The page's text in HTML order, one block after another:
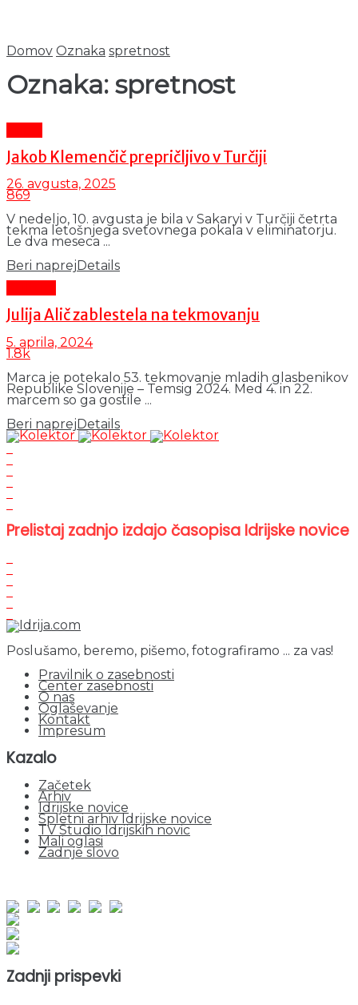
Domov Oznaka spretnost
Oznaka: spretnost
Jakob Klemenčič prepričljivo v Turčiji
26. avgusta, 2025
869
V nedeljo, 10. avgusta je bila v Sakaryi v Turčiji četrta
tekma letošnjega svetovnega pokala v eliminatorju.
Le dva meseca ...
Beri naprej Details
Julija Alič zablestela na tekmovanju
5. aprila, 2024
1.8k
Marca je potekalo 53. tekmovanje mladih glasbenikov
Republike Slovenije – Temsig 2024. Med 4. in 22.
marcem so ga gostile ...
Beri naprejDetails
Prelistaj zadnjo izdajo časopisa Idrijske novice
Poslušamo, beremo, pišemo, fotografiramo ... za vas!
Pravilnik o zasebnosti
Center zasebnosti
O nas
Oglaševanje
Kontakt
Impresum
Kazalo
Začetek
Arhiv
Idrijske novice
Spletni arhiv Idrijske novice
TV Studio Idrijskih novic
Mali oglasi
Zadnje slovo
Zadnji prispevki